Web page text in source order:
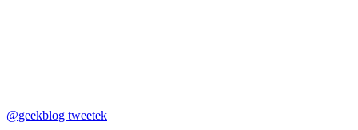
@geekblog tweetek